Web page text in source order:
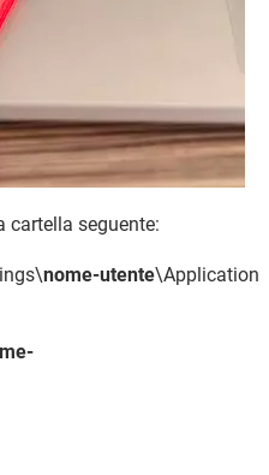
cartella seguente:
nome-utente\Application